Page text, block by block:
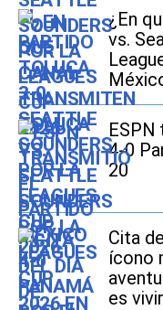
¿En
vs.
4-0
20
Cita
ícono
es